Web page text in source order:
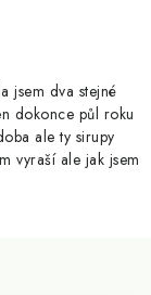
jsem dva stejné
dokonce půl roku
ale ty sirupy
vyraší ale jak jsem